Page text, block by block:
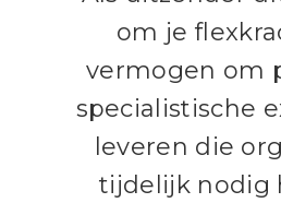
om je
vermogen om
specialistische
leveren die
tijdelijk nodig